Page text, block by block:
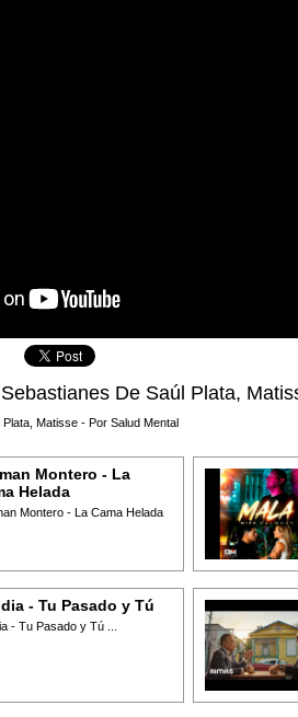
De Saúl Plata,
Matisse - Por Salud Mental
Montero - La
Helada
Montero - La Cama Helada
- Tu Pasado y Tú
- Tu Pasado y Tú ...